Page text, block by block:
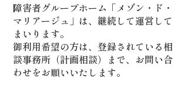
障害者グループホーム「メゾン・ド・
マリアージュ」は、継続して運営して
まいります。
御利用希望の方は、登録されている相
談事務所（計画相談）まで、お問い合
わせをお願いいたします。